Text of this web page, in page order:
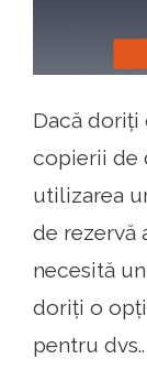
Dacă doriți
copierii de
utilizarea
de rezervă
necesită
doriți o
pentru dvs..